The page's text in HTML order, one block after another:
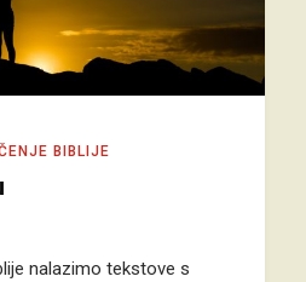
BIBLIJE
nalazimo tekstove s